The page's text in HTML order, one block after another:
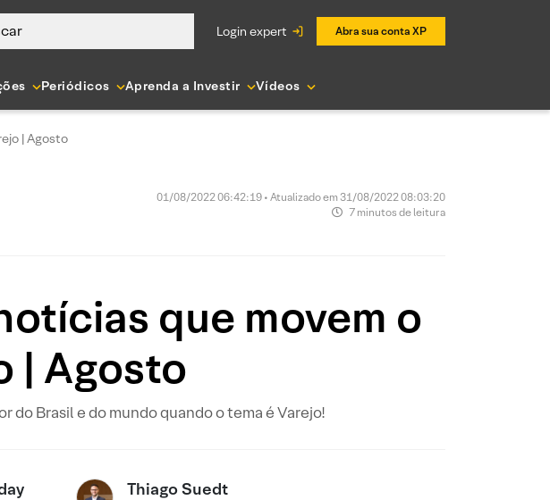
login expert Abra sua conta XP
Periódicos Aprenda a Investir Vídeos
| Agosto
01/08/2022 06:42:19 • Atualizado em 31/08/2022 08:03:20
7 minutos de leitura
que movem o
| Agosto
do Brasil e do mundo quando o tema é Varejo!
Thiago Suedt